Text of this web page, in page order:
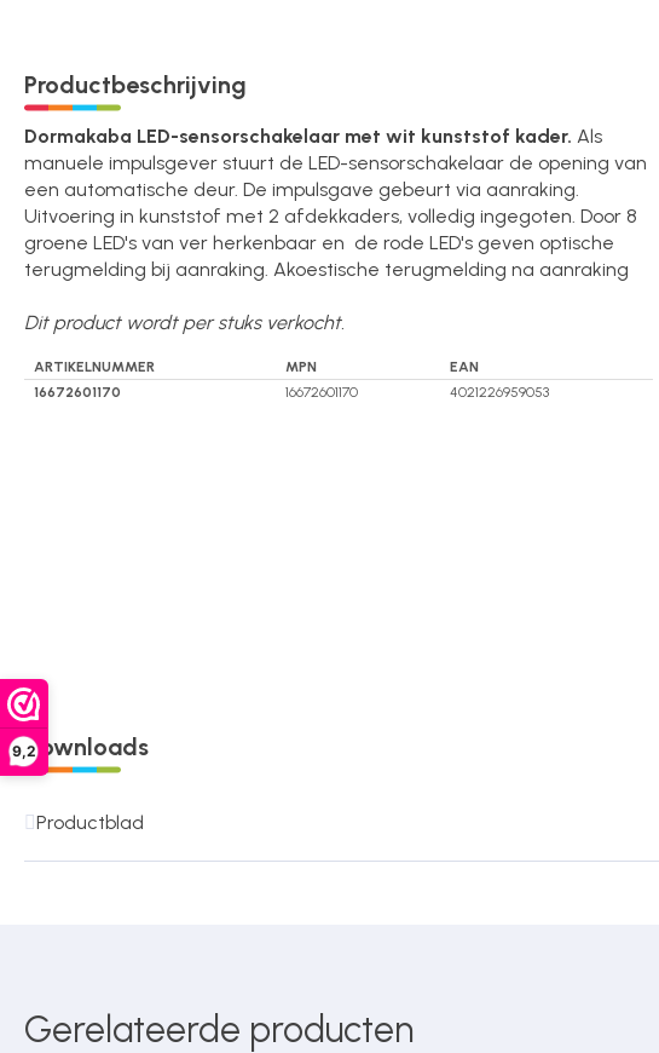
9,2
Contact
Productbeschrijving
Dormakaba LED-sensorschakelaar met wit kunststof kader. Als
manuele impulsgever stuurt de LED-sensorschakelaar de opening van
een automatische deur. De impulsgave gebeurt via aanraking.
Uitvoering in kunststof met 2 afdekkaders, volledig ingegoten. Door 8
groene LED's van ver herkenbaar en de rode LED's geven optische
terugmelding bij aanraking. Akoestische terugmelding na aanraking
Dit product wordt per stuks verkocht.
ARTIKELNUMMER MPN
EAN
16672601170
16672601170 4021226959053
Downloads
Productblad
Gerelateerde producten